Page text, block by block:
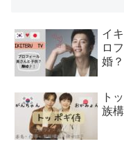
イ
ロ
婚？
ト
族